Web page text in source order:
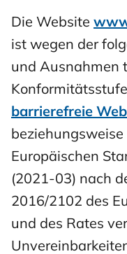
Die Website
ist wegen der
und Ausnahmen
barrierefreie
Europäischen
(2021-03) nach
2016/2102 des
und des Rates